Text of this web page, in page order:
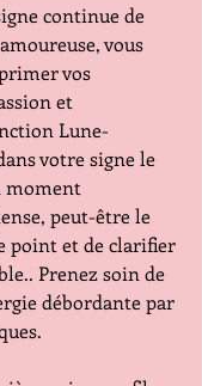
continue de
vous
vos
et
Lune-
votre signe le
moment
peut-être le
point et de clarifier
Prenez soin de
débordante par